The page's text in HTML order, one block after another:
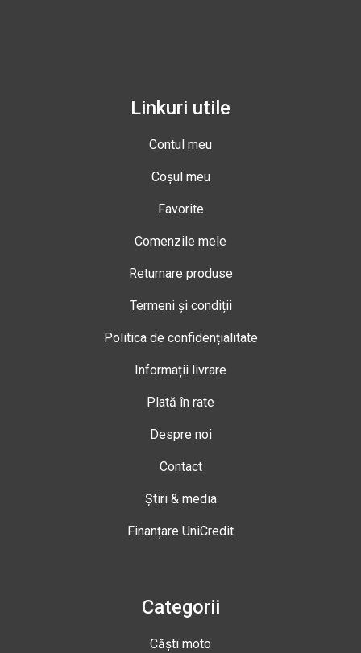
Linkuri utile
Contul meu
Coșul meu
Favorite
Comenzile mele
Returnare produse
Termeni și condiții
Politica de confidențialitate
Informații livrare
Plată în rate
Despre noi
Contact
Știri & media
Finanțare UniCredit
Categorii
Căști moto